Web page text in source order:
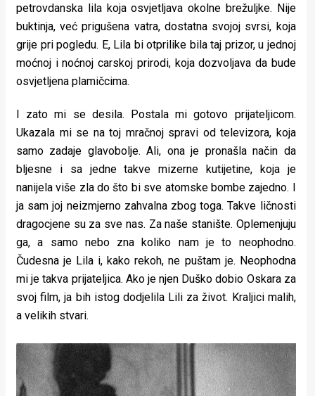
petrovdanska lila koja osvjetljava okolne brežuljke. Nije
buktinja, već prigušena vatra, dostatna svojoj svrsi, koja
grije pri pogledu. E, Lila bi otprilike bila taj prizor, u jednoj
moćnoj i noćnoj carskoj prirodi, koja dozvoljava da bude
osvjetljena plamičcima.
I zato mi se desila. Postala mi gotovo prijateljicom.
Ukazala mi se na toj mračnoj spravi od televizora, koja
samo zadaje glavobolje. Ali, ona je pronašla način da
bljesne i sa jedne takve mizerne kutijetine, koja je
nanijela više zla do što bi sve atomske bombe zajedno. I
ja sam joj neizmjerno zahvalna zbog toga. Takve ličnosti
dragocjene su za sve nas. Za naše stanište. Oplemenjuju
ga, a samo nebo zna koliko nam je to neophodno.
Čudesna je Lila i, kako rekoh, ne puštam je. Neophodna
mi je takva prijateljica. Ako je njen Duško dobio Oskara za
svoj film, ja bih istog dodjelila Lili za život. Kraljici malih,
a velikih stvari.